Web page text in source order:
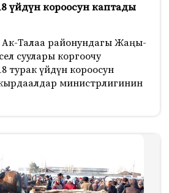
үйдүн короосун каптады
Талаа районундагы Жаңы-
суулары коргоочу
турак үйдүн короосун
министрлигинин